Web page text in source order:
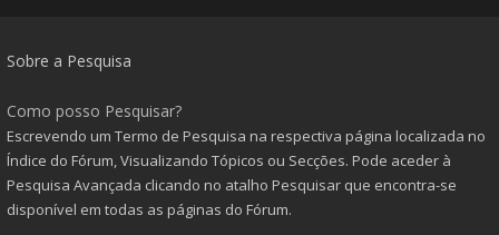
Sobre a Pesquisa
Como posso Pesquisar?
Escrevendo um Termo de Pesquisa na respectiva página localizada no
Índice do Fórum, Visualizando Tópicos ou Secções. Pode aceder à
Pesquisa Avançada clicando no atalho Pesquisar que encontra-se
disponível em todas as páginas do Fórum.